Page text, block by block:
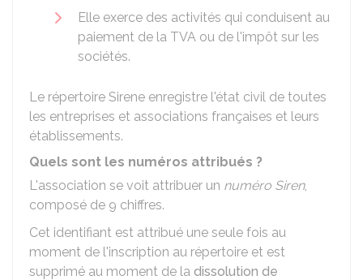
Elle exerce des activités qui conduisent au
paiement de la TVA ou de l'impôt sur les
sociétés.
Le répertoire Sirene enregistre l'état civil de toutes
les entreprises et associations françaises et leurs
établissements.
Quels sont les numéros attribués ?
L'association se voit attribuer un numéro Siren,
composé de 9 chiffres.
Cet identifiant est attribué une seule fois au
moment de l'inscription au répertoire et est
supprimé au moment de la dissolution de